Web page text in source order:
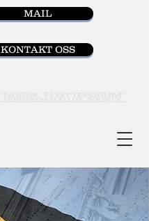
MAIL
KONTAKT OSS